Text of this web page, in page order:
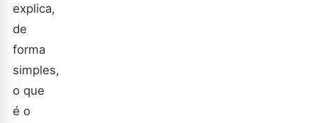
explica,
de
forma
simples,
o que
é o